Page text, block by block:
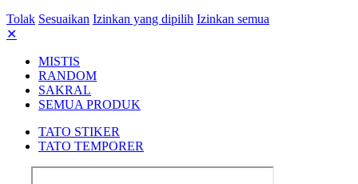
Tolak Sesuaikan Izinkan yang dipilih Izinkan semua
✕
MISTIS
RANDOM
SAKRAL
SEMUA PRODUK
TATO STIKER
TATO TEMPORER